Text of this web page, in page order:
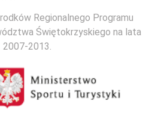
Regionalnego Programu
Świętokrzyskiego na lata
2007-2013.